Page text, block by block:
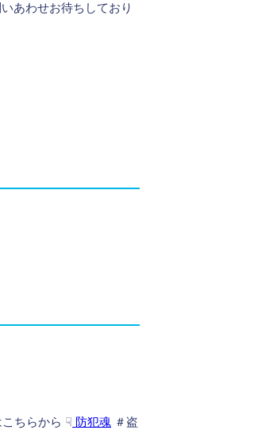
あわせお待ちしており
ちらから ☟ 防犯魂 ＃盗